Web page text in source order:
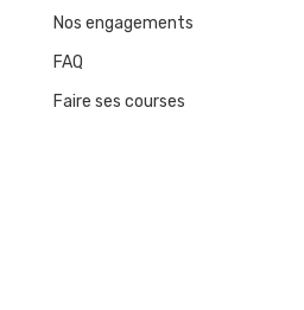
Nos engagements
FAQ
Faire ses courses